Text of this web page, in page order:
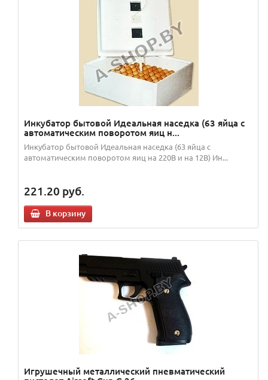
Инкубатор бытовой Идеальная наседка (63 яйца с
автоматическим поворотом яиц н...
Инкубатор бытовой Идеальная наседка (63 яйца с
автоматическим поворотом яиц на 220В и на 12В) Ин...
221.20 руб.
В корзину
Игрушечный металлический пневматический